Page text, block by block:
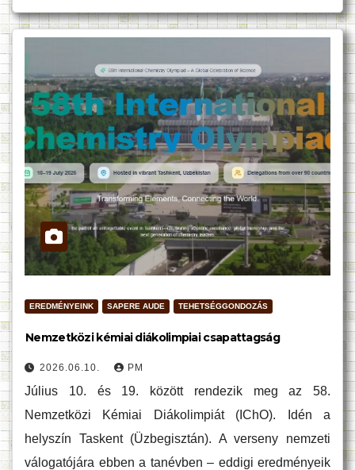
EREDMÉNYEINK SAPERE AUDE TEHETSÉGGONDOZÁS
Nemzetközi kémiai diákolimpiai csapattagság
2026.06.10. PM
Július 10. és 19. között rendezik meg az 58.
Nemzetközi Kémiai Diákolimpiát (IChO). Idén a
helyszín Taskent (Üzbegisztán). A verseny nemzeti
válogatójára ebben a tanévben – eddigi eredményeik